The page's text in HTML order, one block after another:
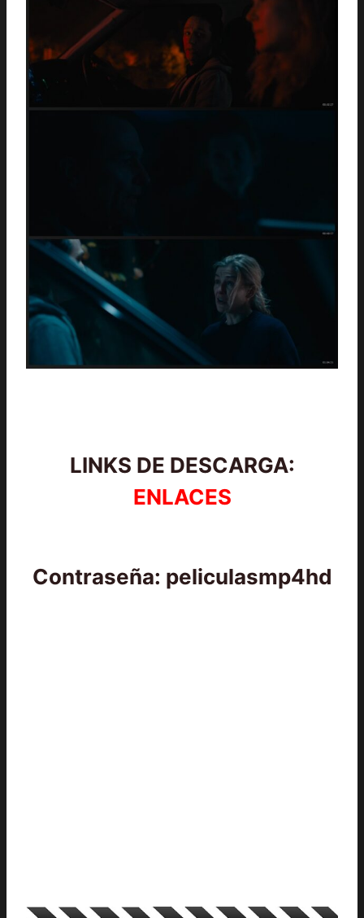
LINKS DE DESCARGA:
ENLACES
Contraseña: peliculasmp4hd